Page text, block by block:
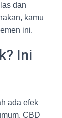
dan
kamu
ini.
Ini
ada efek
CBD